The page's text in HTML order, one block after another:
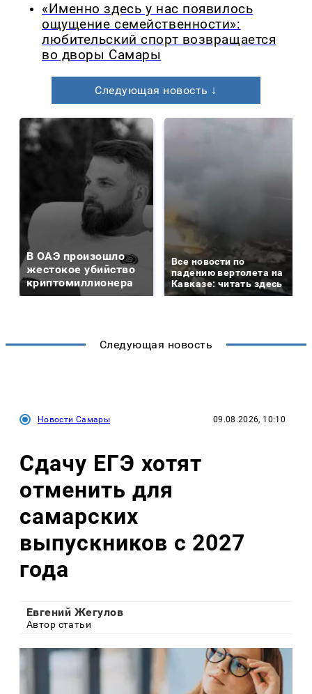
«Именно здесь у нас появилось
ощущение семейственности»:
любительский спорт возвращается
во дворы Самары
Следующая новость ↓
В ОАЭ произошло
жестокое убийство
криптомиллионера
Все новости по
падению вертолета на
Кавказе: читать здесь
Следующая новость
Новости Самары 09.08.2026, 10:10
Сдачу ЕГЭ хотят
отменить для
самарских
выпускников с 2027
года
Евгений Жегулов
Автор статьи